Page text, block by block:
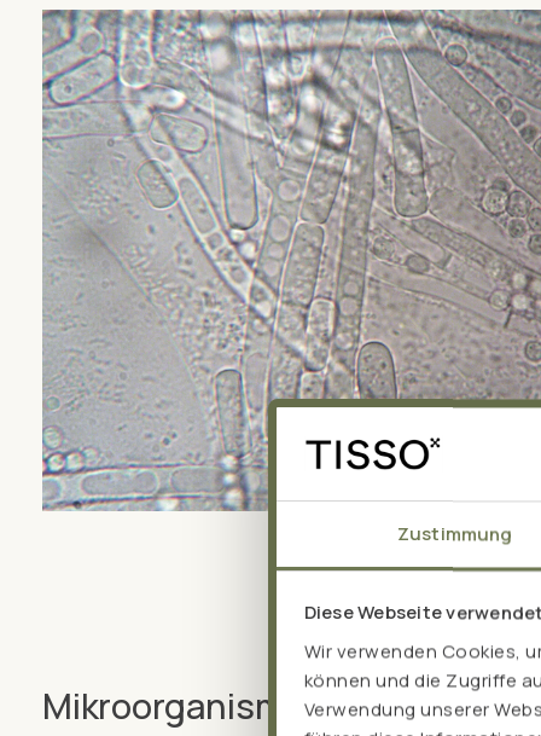
Zustimmung
Diese Webseite
Wir verwenden Cookies,
können und die Zugriffe
Verwendung unserer
Mikroorganismen aus TISSO-